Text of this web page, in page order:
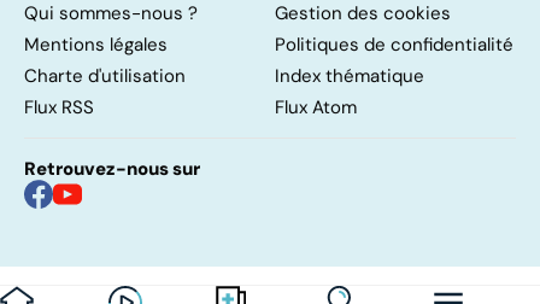
Qui sommes-nous ?
Gestion des cookies
Mentions légales
Politiques de confidentialité
Charte d'utilisation
Index thématique
Flux RSS
Flux Atom
Retrouvez-nous sur